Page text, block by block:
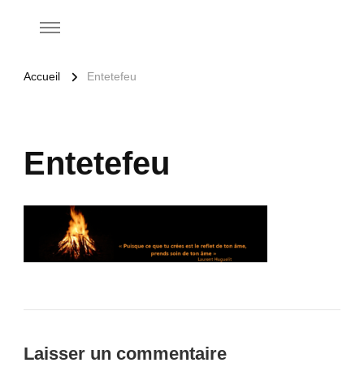
Accueil Entetefeu
Entetefeu
Laisser un commentaire